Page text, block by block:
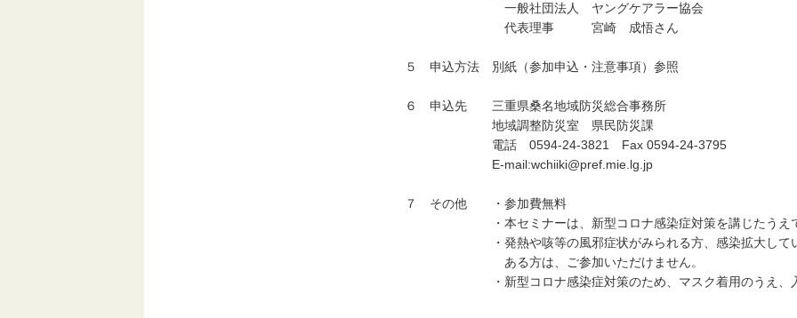
一般社団法人 ヤングケアラー協会
代表理事 宮崎 成悟さん
５ 申込方法 別紙（参加申込・注意事項）参照
６ 申込先 三重県桑名地域防災総合事務所
地域調整防災室 県民防災課
電話 0594-24-3821 Fax 0594-24-3795
E-mail:wchiiki@pref.mie.lg.jp
７ その他 ・参加費無料
・本セミナーは、新型コロナ感染症対策を講じたうえで
・発熱や咳等の風邪症状がみられる方、感染拡大している
ある方は、ご参加いただけません。
・新型コロナ感染症対策のため、マスク着用のうえ、入場